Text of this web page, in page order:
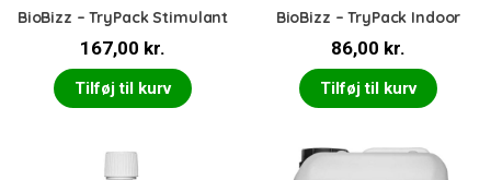
BioBizz – TryPack Stimulant
167,00 kr.
Tilføj til kurv
BioBizz – TryPack Indoor
86,00 kr.
Tilføj til kurv